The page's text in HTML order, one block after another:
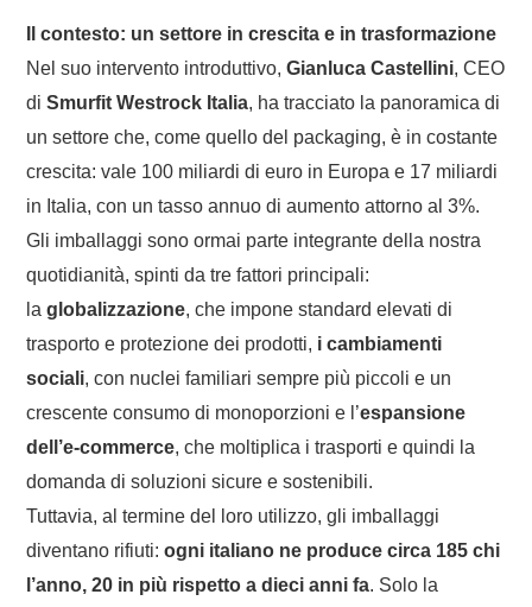
Il contesto: un settore in crescita e in trasformazione
Nel suo intervento introduttivo,Gianluca Castellini, CEO
diSmurfit Westrock Italia, ha tracciato la panoramica di
un settore che, come quello del packaging, è in costante
crescita: vale 100 miliardi di euro in Europa e 17 miliardi
in Italia, con un tasso annuo di aumento attorno al 3%.
Gli imballaggi sono ormai parte integrante della nostra
quotidianità, spinti da tre fattori principali:
laglobalizzazione, che impone standard elevati di
trasporto e protezione dei prodotti, i cambiamenti
sociali, con nuclei familiari sempre più piccoli e un
crescente consumo di monoporzioni e l’espansione
dell’e-commerce, che moltiplica i trasporti e quindi la
domanda di soluzioni sicure e sostenibili.
Tuttavia, al termine del loro utilizzo, gli imballaggi
diventano rifiuti:ogni italiano ne produce circa 185 chi
l’anno, 20 in più rispetto a dieci anni fa. Solo la